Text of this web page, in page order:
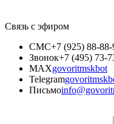
Связь с эфиром
СМС+7 (925) 88-88-
Звонок+7 (495) 73-
MAXgovoritmskbot
Telegram
Письмо